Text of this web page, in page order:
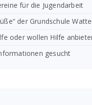
für die Jugendarbeit
der Grundschule
oder wollen Hilfe
gesucht